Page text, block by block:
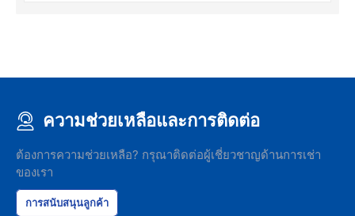
ความช่วยเหลือและการติดต่อ
ต้องการความช่วยเหลือ? กรุณาติดต่อผู้เชี่ยวชาญด้านการเช่า
ของเรา
การสนับสนุนลูกค้า